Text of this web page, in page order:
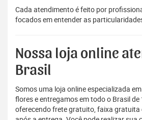
Cada atendimento é feito por
focados em entender as
Nossa loja online
Brasil
Somos uma loja online especializada
flores e entregamos em todo o Brasil de
oferecendo frete gratuito, faixa gratuita